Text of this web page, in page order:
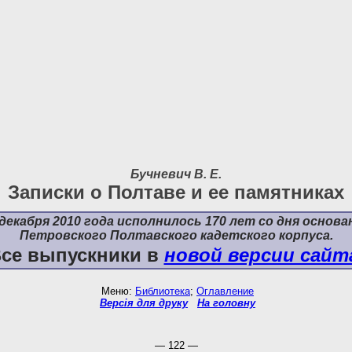
Бучневич В. Е.
Записки о Полтаве и ее памятниках
2010 года исполнилось 170 лет со дня
Петровского Полтавского кадетского корпуса.
выпускники в новой версии
Меню: Библиотека; Оглавление
Версія для друку
На головну
— 122 —